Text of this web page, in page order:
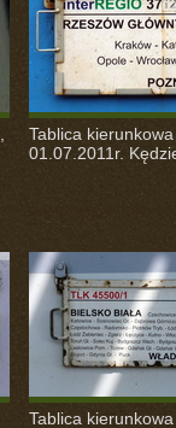
Tablica
01.07.2011r.
Tablica